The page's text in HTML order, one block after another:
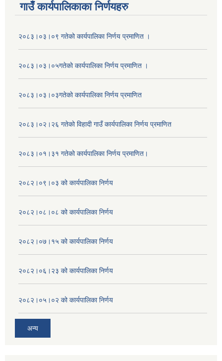
गाउँ कार्यपालिकाका निर्णयहरु
२०८३।०३।०९ गतेको कार्यपालिका निर्णय प्रमाणित ।
२०८३।०३।०५गतेको कार्यपालिका निर्णय प्रमाणित ।
२०८३।०३।०३गतेको कार्यपालिका निर्णय प्रमाणित
२०८३।०२।२६ गतेको विहादी गाउँ कार्यपालिका निर्णय प्रमाणित
२०८३।०१।३१ गतेको कार्यपालिका निर्णय प्रमाणित।
२०८२।०९।०३ को कार्यपालिका निर्णय
२०८२।०८।०८ को कार्यपालिका निर्णय
२०८२।०७।१५ को कार्यपालिका निर्णय
२०८२।०६।२३ को कार्यपालिका निर्णय
२०८२।०५।०२ को कार्यपालिका निर्णय
अन्य